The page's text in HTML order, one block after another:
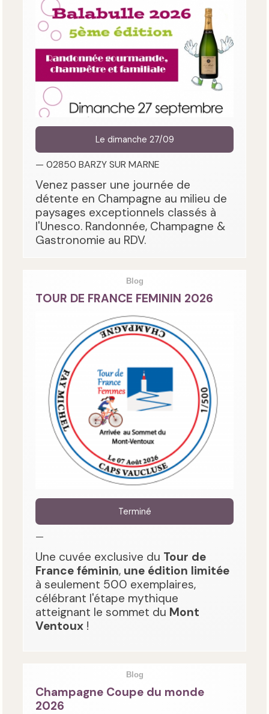
Le dimanche 27/09
— 02850 BARZY SUR MARNE
Venez passer une journée de
détente en Champagne au milieu de
paysages exceptionnels classés à
l'Unesco. Randonnée, Champagne &
Gastronomie au RDV.
Blog
TOUR DE FRANCE FEMININ 2026
Terminé
—
Une cuvée exclusive du Tour de
France féminin, une édition limitée
à seulement 500 exemplaires,
célébrant l'étape mythique
atteignant le sommet du Mont
Ventoux !
Blog
Champagne Coupe du monde
2026